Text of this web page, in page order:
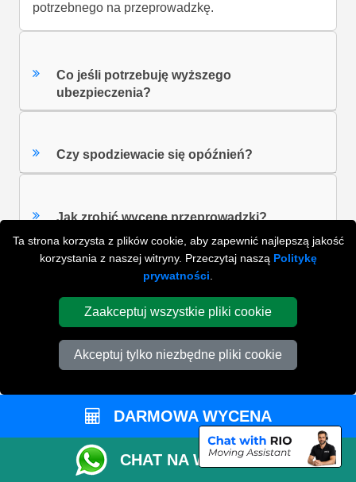
Ta strona korzysta z plików cookie, aby zapewnić najlepszą jakość
korzystania z naszej witryny. Przeczytaj naszą Politykę
prywatności
Zaakceptuj wszystkie pliki cookie
Akceptuj tylko niezbędne pliki cookie
potrzebnego na przeprowadzkę.
Co jeśli potrzebuję wyższego
ubezpieczenia?
Czy spodziewacie się opóźnień?
Jak zrobić wycenę przeprowadzki?
Czy powinienem dać napiwek kierowcy?
ZOBACZ WSZYSTKIE FAQ'S
WYSZUKAJ W NAJCZĘŚCIEJ ZADAWANYCH
PYTANIACH
DARMOWA WYCENA
CHAT NA WHATSAPP